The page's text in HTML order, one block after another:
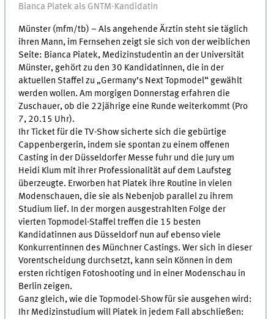
Bianca Piatek als GNTM-Kandidatin
Münster (mfm/tb) – Als angehende Ärztin steht sie täglich
ihren Mann, im Fernsehen zeigt sie sich von der weiblichen
Seite: Bianca Piatek, Medizinstudentin an der Universität
Münster, gehört zu den 30 Kandidatinnen, die in der
aktuellen Staffel zu „Germany’s Next Topmodel“ gewählt
werden wollen. Am morgigen Donnerstag erfahren die
Zuschauer, ob die 22jährige eine Runde weiterkommt (Pro
7, 20.15 Uhr).
Ihr Ticket für die TV-Show sicherte sich die gebürtige
Cappenbergerin, indem sie spontan zu einem offenen
Casting in der Düsseldorfer Messe fuhr und die Jury um
Heidi Klum mit ihrer Professionalität auf dem Laufsteg
überzeugte. Erworben hat Piatek ihre Routine in vielen
Modenschauen, die sie als Nebenjob parallel zu ihrem
Studium lief. In der morgen ausgestrahlten Folge der
vierten Topmodel-Staffel treffen die 15 besten
Kandidatinnen aus Düsseldorf nun auf ebenso viele
Konkurrentinnen des Münchner Castings. Wer sich in dieser
Vorentscheidung durchsetzt, kann sein Können in dem
ersten richtigen Fotoshooting und in einer Modenschau in
Berlin zeigen.
Ganz gleich, wie die Topmodel-Show für sie ausgehen wird:
Ihr Medizinstudium will Piatek in jedem Fall abschließen: